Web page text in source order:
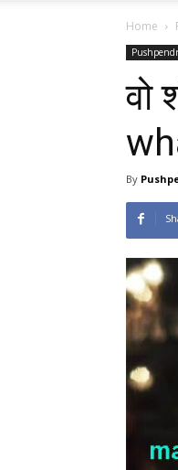
Home
वो
By